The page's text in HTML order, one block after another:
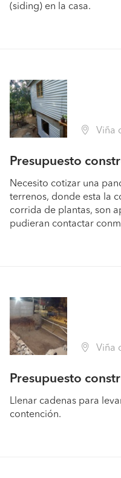
(siding) en la casa.
Viña del
Presupuesto
Necesito cotizar una
terrenos, donde esta la
corrida de plantas, son
pudieran contactar
Viña del
Presupuesto
Llenar cadenas para
contención.